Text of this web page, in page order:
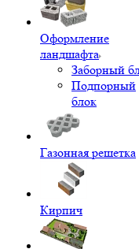
Оформление
ландшафта
Заборный
Подпорный
блок
Газонная решетка
Кирпич